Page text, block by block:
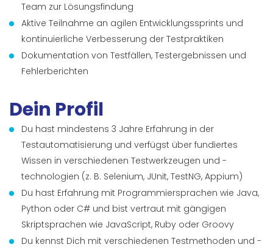
Team zur Lösungsfindung
Aktive Teilnahme an agilen Entwicklungssprints und
kontinuierliche Verbesserung der Testpraktiken
Dokumentation von Testfällen, Testergebnissen und
Fehlerberichten
Dein Profil
Du hast mindestens 3 Jahre Erfahrung in der
Testautomatisierung und verfügst über fundiertes
Wissen in verschiedenen Testwerkzeugen und -
technologien (z. B. Selenium, JUnit, TestNG, Appium)
Du hast Erfahrung mit Programmiersprachen wie Java,
Python oder C# und bist vertraut mit gängigen
Skriptsprachen wie JavaScript, Ruby oder Groovy
Du kennst Dich mit verschiedenen Testmethoden und -